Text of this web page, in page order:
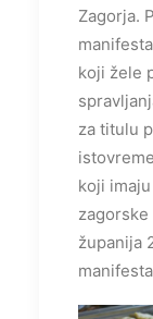
Zagorja.
koji žele
za titulu
koji
županija